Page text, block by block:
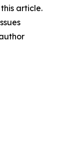
article.